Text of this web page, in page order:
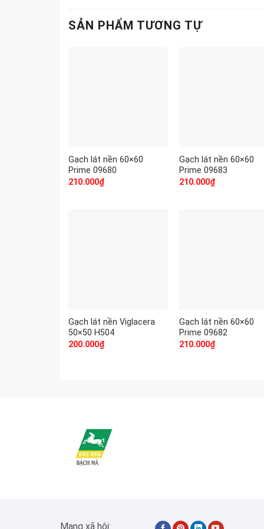
SẢN PHẨM TƯƠNG TỰ
Gạch lát nền 60×60
Prime 09680
210.000₫
Gạch lát nền 60×60
Prime 09683
210.000₫
Gạch lát nền Viglacera
50×50 H504
200.000₫
Gạch lát nền 60×60
Prime 09682
210.000₫
Mạng xã hội: